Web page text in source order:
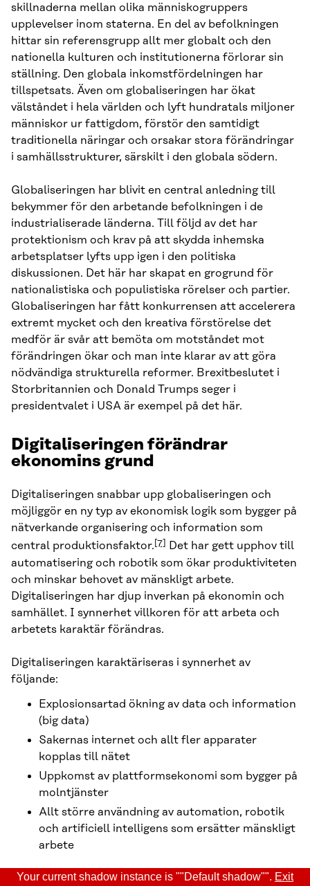
skillnaderna mellan olika människogruppers
upplevelser inom staterna. En del av befolkningen
hittar sin referensgrupp allt mer globalt och den
nationella kulturen och institutionerna förlorar sin
ställning. Den globala inkomstfördelningen har
tillspetsats. Även om globaliseringen har ökat
välståndet i hela världen och lyft hundratals miljoner
människor ur fattigdom, förstör den samtidigt
traditionella näringar och orsakar stora förändringar
i samhällsstrukturer, särskilt i den globala södern.
Globaliseringen har blivit en central anledning till
bekymmer för den arbetande befolkningen i de
industrialiserade länderna. Till följd av det har
protektionism och krav på att skydda inhemska
arbetsplatser lyfts upp igen i den politiska
diskussionen. Det här har skapat en grogrund för
nationalistiska och populistiska rörelser och partier.
Globaliseringen har fått konkurrensen att accelerera
extremt mycket och den kreativa förstörelse det
medför är svår att bemöta om motståndet mot
förändringen ökar och man inte klarar av att göra
nödvändiga strukturella reformer. Brexitbeslutet i
Storbritannien och Donald Trumps seger i
presidentvalet i USA är exempel på det här.
Digitaliseringen förändrar
ekonomins grund
Digitaliseringen snabbar upp globaliseringen och
möjliggör en ny typ av ekonomisk logik som bygger på
nätverkande organisering och information som
central produktionsfaktor. [7] Det har gett upphov till
automatisering och robotik som ökar produktiviteten
och minskar behovet av mänskligt arbete.
Digitaliseringen har djup inverkan på ekonomin och
samhället. I synnerhet villkoren för att arbeta och
arbetets karaktär förändras.
Digitaliseringen karaktäriseras i synnerhet av
följande:
Explosionsartad ökning av data och information
(big data)
Sakernas internet och allt fler apparater
kopplas till nätet
Uppkomst av plattformsekonomi som bygger på
molntjänster
Allt större användning av automation, robotik
och artificiell intelligens som ersätter mänskligt
arbete
Your current shadow instance is ""Default shadow"". Exit